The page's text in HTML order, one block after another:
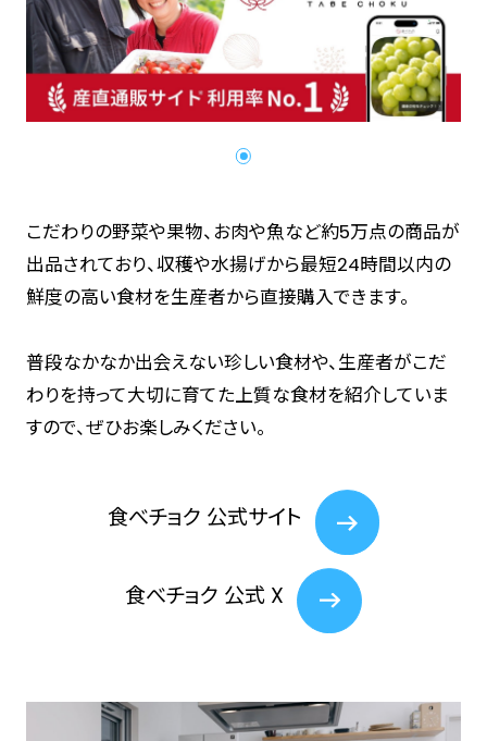
こだわりの野菜や果物、お肉や魚など約5万点の商品が
出品されており、収穫や水揚げから最短24時間以内の
鮮度の高い食材を生産者から直接購入できます。
普段なかなか出会えない珍しい食材や、生産者がこだ
わりを持って大切に育てた上質な食材を紹介していま
すので、ぜひお楽しみください。
⾷べチョク 公式サイト
⾷べチョク 公式 X